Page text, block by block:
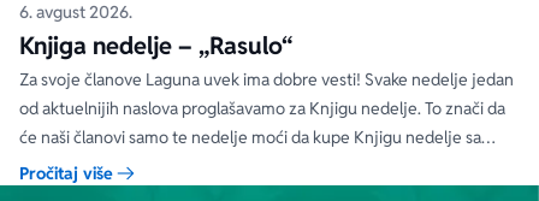
6. avgust 2026.
Knjiga nedelje – „Rasulo“
Za svoje članove Laguna uvek ima dobre vesti! Svake nedelje jedan
od aktuelnijih naslova proglašavamo za Knjigu nedelje. To znači da
će naši članovi samo te nedelje moći da kupe Knjigu nedelje sa
specijalnim DODATNIM popustom od 30%.
Pročitaj više